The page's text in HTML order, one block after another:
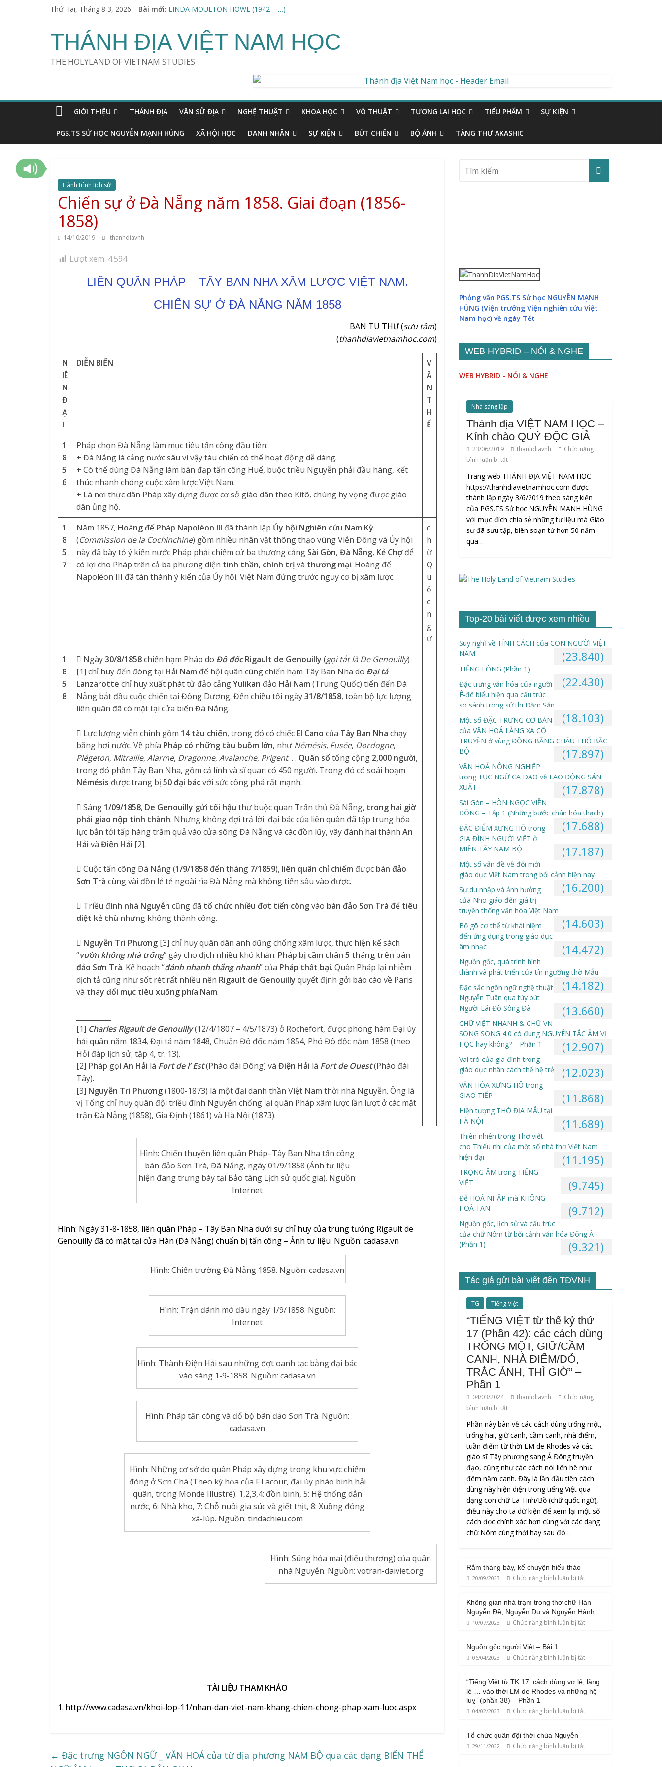
Thứ Hai, Tháng 8 3, 2026 Bài mới: LINDA MOULTON HOWE (1942 – …)
KHOA HỌC & TÀNG THƯ AKASHIC (Science and the Akashic field) – ERWIN LASZLO
ERVIN LÁSZLÓ (1932-…)
SWAMI VIRAJANAND DANDEESHA (1778–1868)
THÁNH ĐỊA VIỆT NAM HỌC
THE HOLYLAND OF VIETNAM STUDIES
GIỚI THIỆU THÁNH ĐỊA VĂN SỬ ĐỊA NGHỆ THUẬT KHOA HỌC VÕ THUẬT TƯƠNG LAI HỌC TIỂU PHẨM SỰ KIỆN
PGS.TS SỬ HỌC NGUYỄN MẠNH HÙNG XÃ HỘI HỌC DANH NHÂN SỰ KIỆN BÚT CHIẾN BỘ ẢNH TÀNG THƯ AKASHIC
Hành trình lịch sử
Chiến sự ở Đà Nẵng năm 1858. Giai đoạn (1856-
1858)
14/10/2019 thanhdiavnh
Lượt xem: 4.594
LIÊN QUÂN PHÁP – TÂY BAN NHA XÂM LƯỢC VIỆT NAM.
CHIẾN SỰ Ở ĐÀ NẴNG NĂM 1858
BAN TU THƯ (sưu tầm)
(thanhdiavietnamhoc.com)
N
IÊ
N
Đ
Ạ
I
DIỄN BIẾN
V
Ă
N
T
H
Ể
1
8
5
6
Pháp chọn Đà Nẵng làm mục tiêu tấn công đầu tiên:
+ Đà Nẵng là cảng nước sâu vì vậy tàu chiến có thể hoạt động dễ dàng.
+ Có thể dùng Đà Nẵng làm bàn đạp tấn công Huế, buộc triều Nguyễn phải đầu hàng, kết
thúc nhanh chóng cuộc xâm lược Việt Nam.
+ Là nơi thực dân Pháp xây dựng được cơ sở giáo dân theo Kitô, chúng hy vọng được giáo
dân ủng hộ.
1
8
5
7
Năm 1857, Hoàng đế Pháp Napoléon III đã thành lập Ủy hội Nghiên cứu Nam Kỳ
(Commission de la Cochinchine) gồm nhiều nhân vật thông thạo vùng Viễn Đông và Ủy hội
này đã bày tỏ ý kiến nước Pháp phải chiếm cứ ba thương cảng Sài Gòn, Đà Nẵng, Kẻ Chợđể
có lợi cho Pháp trên cả ba phương diện tinh thần, chính trịvà thương mại. Hoàng đế
Napoléon III đã tán thành ý kiến của Ủy hội. Việt Nam đứng trước nguy cơ bị xâm lược.
c
h
ữ
Q
u
ố
c
n
g
ữ
1
8
5
8
 Ngày30/8/1858chiến hạm Pháp do Đô đốcRigault de Genouilly (gọi tắt là De Genouilly)
[1] chỉ huy đến đóng tại Hải Nam để hội quân cùng chiến hạm Tây Ban Nha do Đại tá
Lanzarotte chỉ huy xuất phát từ đảo cảngYulikan đảo Hải Nam (Trung Quốc) tiến đến Đà
Nẵng bắt đầu cuộc chiến tại Đông Dương. Đến chiều tối ngày31/8/1858, toàn bộ lực lượng
liên quân đã có mặt tại cửa biển Đà Nẵng.
 Lực lượng viễn chinh gồm 14 tàu chiến, trong đó có chiếc El Cano của Tây Ban Nha chạy
bằng hơi nước. Về phía Pháp có những tàu buồm lớn, như Némésis, Fusée, Dordogne,
Plégeton, Mitraille, Alarme, Dragonne, Avalanche, Prigent. . . Quân sốtổng cộng 2,000 người,
trong đó phần Tây Ban Nha, gồm cả lính và sĩ quan có 450 người. Trong đó có soái hoạm
Némésis được trang bị 50 đại bácvới sức công phá rất mạnh.
 Sáng 1/09/1858, De Genouilly gửi tối hậu thư buộc quan Trấn thủ Đà Nẵng, trong hai giờ
phải giao nộp tỉnh thành. Nhưng không đợi trả lời, đại bác của liên quân đã tập trung hỏa
lực bắn tới tấp hàng trăm quả vào cửa sông Đà Nẵng và các đồn lũy, vây đánh hai thành An
Hải và Điện Hải [2].
 Cuộc tấn công Đà Nẵng (1/9/1858 đến tháng 7/1859), liên quân chỉ chiếm được bán đảo
Sơn Trà cùng vài đồn lẻ tẻ ngoài rìa Đà Nẵng mà không tiến sâu vào được.
 Triều đình nhà Nguyễn cũng đã tổ chức nhiều đợt tiến côngvào bán đảo Sơn Trà để tiêu
diệt kẻ thù nhưng không thành công.
 Nguyễn Tri Phương [3] chỉ huy quân dân anh dũng chống xâm lược, thực hiện kế sách
“vườn không nhà trống” gây cho địch nhiều khó khăn. Pháp bị cầm chân 5 tháng trên bán
đảo Sơn Trà. Kế hoạch “đánh nhanh thắng nhanh” của Pháp thất bại. Quân Pháp lại nhiễm
dịch tả cũng như sốt rét rất nhiều nên Rigault de Genouilly quyết định gởi báo cáo về Paris
và thay đổi mục tiêu xuống phía Nam.
[1] Charles Rigault de Genouilly(12/4/1807 – 4/5/1873) ở Rochefort, được phong hàm Đại úy
hải quân năm 1834, Đại tá năm 1848, Chuẩn Đô đốc năm 1854, Phó Đô đốc năm 1858 (theo
Hỏi đáp lịch sử, tập 4, tr. 13).
[2] Pháp gọi An Hải là Fort de l’ Est(Pháo đài Đông) và Điện Hải là Fort de Ouest(Pháo đài
Tây).
[3] Nguyễn Tri Phương(1800-1873) là một đại danh thần Việt Nam thời nhà Nguyễn. Ông là
vị Tổng chỉ huy quân đội triều đình Nguyễn chống lại quân Pháp xâm lược lần lượt ở các mặt
trận Đà Nẵng (1858), Gia Định (1861) và Hà Nội (1873).
Hình: Chiến thuyền liên quân Pháp–Tây Ban Nha tấn công
bán đảo Sơn Trà, Đã Nẵng, ngày 01/9/1858 (Ảnh tư liệu
hiện đang trưng bày tại Bảo tàng Lịch sử quốc gia). Nguồn:
Internet
Hình: Ngày 31-8-1858, liên quân Pháp – Tây Ban Nha dưới sự chỉ huy của trung tướng Rigault de
Genouilly đã có mặt tại cửa Hàn (Đà Nẵng) chuẩn bị tấn công – Ảnh tư liệu. Nguồn: cadasa.vn
Hình: Chiến trường Đà Nẵng 1858. Nguồn: cadasa.vn
Hình: Trận đánh mở đầu ngày 1/9/1858. Nguồn:
Internet
Hình: Thành Điện Hải sau những đợt oanh tạc bằng đại bác
vào sáng 1-9-1858. Nguồn: cadasa.vn
Hình: Pháp tấn công và đổ bộ bán đảo Sơn Trà. Nguồn:
cadasa.vn
Hình: Những cơ sở do quân Pháp xây dựng trong khu vực chiếm
đóng ở Sơn Chà (Theo ký họa của F.Lacour, đại úy pháo binh hải
quân, trong Monde Illustré). 1,2,3,4: đồn binh, 5: Hệ thống dẫn
nước, 6: Nhà kho, 7: Chỗ nuôi gia súc và giết thịt, 8: Xuồng đóng
xà-lúp. Nguồn: tindachieu.com
Hình: Súng hỏa mai (điểu thương) của quân
nhà Nguyễn. Nguồn: votran-daiviet.org
TÀI LIỆU THAM KHẢO
1. http://www.cadasa.vn/khoi-lop-11/nhan-dan-viet-nam-khang-chien-chong-phap-xam-luoc.aspx
← Đặc trưng NGÔN NGỮ _ VĂN HOÁ của từ địa phương NAM BỘ qua các dạng BIẾN THỂ
Phỏng vấn PGS.TS Sử học NGUYỄN MẠNH
HÙNG (Viện trưởng Viện nghiên cứu Việt
Nam học) về ngày Tết
WEB HYBRID – NÓI & NGHE
WEB HYBRID - NÓI & NGHE
Nhà sáng lập
Thánh địa VIỆT NAM HỌC –
Kính chào QUÝ ĐỘC GIẢ
23/06/2019 thanhdiavnh
Chức năng
bình luận bị tắt
Trang web THÁNH ĐỊA VIỆT NAM HỌC –
https://thanhdiavietnamhoc.com được
thành lập ngày 3/6/2019 theo sáng kiến
của PGS.TS Sử học NGUYỄN MẠNH HÙNG
với mục đích chia sẻ những tư liệu mà Giáo
sư đã sưu tập, biên soạn từ hơn 50 năm
qua…
Top-20 bài viết được xem nhiều
Suy nghĩ về TÍNH CÁCH của CON NGƯỜI VIỆT
NAM
(23.840)
TIẾNG LÓNG (Phần 1)
(22.430)
Đặc trưng văn hóa của người
Ê-đê biểu hiện qua cấu trúc
so sánh trong sử thi Dăm Săn
(18.103)
Một số ĐẶC TRƯNG CƠ BẢN
của VĂN HOÁ LÀNG XÃ CỔ
TRUYỀN ở vùng ĐỒNG BẰNG CHÂU THỔ BẮC
BỘ
(17.897)
VĂN HOÁ NÔNG NGHIỆP
trong TỤC NGỮ CA DAO về LAO ĐỘNG SẢN
XUẤT
(17.878)
Sài Gòn – HÒN NGỌC VIỄN
ĐÔNG – Tập 1 (Những bước chân hóa thạch)
(17.688)
ĐẶC ĐIỂM XƯNG HÔ trong
GIA ĐÌNH NGƯỜI VIỆT ở
MIỀN TÂY NAM BỘ
(17.187)
Một số vấn đề về đổi mới
giáo dục Việt Nam trong bối cảnh hiện nay
(16.200)
Sự du nhập và ảnh hưởng
của Nho giáo đến giá trị
truyền thống văn hóa Việt Nam
(14.603)
Bộ gõ cơ thể từ khái niệm
đến ứng dụng trong giáo dục
âm nhạc
(14.472)
Nguồn gốc, quá trình hình
thành và phát triển của tín ngưỡng thờ Mẫu
(14.182)
Đặc sắc ngôn ngữ nghệ thuật
Nguyễn Tuân qua tùy bút
Người Lái Đò Sông Đà
(13.660)
CHỮ VIỆT NHANH & CHỮ VN
SONG SONG 4.0 có đúng NGUYÊN TẮC ÂM VỊ
HỌC hay không? – Phần 1
(12.907)
Vai trò của gia đình trong
giáo dục nhân cách thế hệ trẻ
(12.023)
VĂN HÓA XƯNG HÔ trong
GIAO TIẾP
(11.868)
Hiện tượng THỜ ĐỊA MẪU tại
HÀ NỘI
(11.689)
Thiên nhiên trong Thơ viết
cho Thiếu nhi của một số nhà thơ Việt Nam
hiện đại
(11.195)
TRỌNG ÂM trong TIẾNG
VIỆT
(9.745)
Để HOÀ NHẬP mà KHÔNG
HOÀ TAN
(9.712)
Nguồn gốc, lịch sử và cấu trúc
của chữ Nôm từ bối cảnh văn hóa Đông Á
(Phần 1)
(9.321)
Tác giả gửi bài viết đến TĐVNH
TG Tiếng Việt
“TIẾNG VIỆT từ thế kỷ thứ
17 (Phần 42): các cách dùng
TRỐNG MỘT, GIỮ/CẦM
CANH, NHÀ ĐIẾM/DỎ,
TRẮC ẢNH, THÌ GIỜ” –
Phần 1
04/03/2024 thanhdiavnh
Chức năng
bình luận bị tắt
Phần này bàn về các cách dùng trống một,
trống hai, giữ canh, cầm canh, nhà điếm,
tuần điếm từ thời LM de Rhodes và các
giáo sĩ Tây phương sang Á Đông truyền
đạo, cũng như các cách nói liên hê như
đêm năm canh. Đây là lần đầu tiên cách
dùng này hiện diện trong tiếng Việt qua
dạng con chữ La Tinh/Bồ (chữ quốc ngữ),
điều này cho ta dữ kiện để xem lại một số
cách đọc chính xác hơn cùng với các dạng
chữ Nôm cùng thời hay sau đó…
Rằm tháng bảy, kể chuyện hiếu thảo
20/09/2023 Chức năng bình luận bị tắt
Không gian nhà trạm trong thơ chữ Hán
Nguyễn Đề, Nguyễn Du và Nguyễn Hành
10/07/2023 Chức năng bình luận bị tắt
Nguồn gốc người Việt – Bài 1
06/04/2023 Chức năng bình luận bị tắt
“Tiếng Việt từ TK 17: cách dùng vợ lẻ, lặng
lẻ … vào thời LM de Rhodes và những hệ
luỵ” (phần 38) – Phần 1
04/02/2023 Chức năng bình luận bị tắt
Tổ chức quân đội thời chúa Nguyễn
29/11/2022 Chức năng bình luận bị tắt